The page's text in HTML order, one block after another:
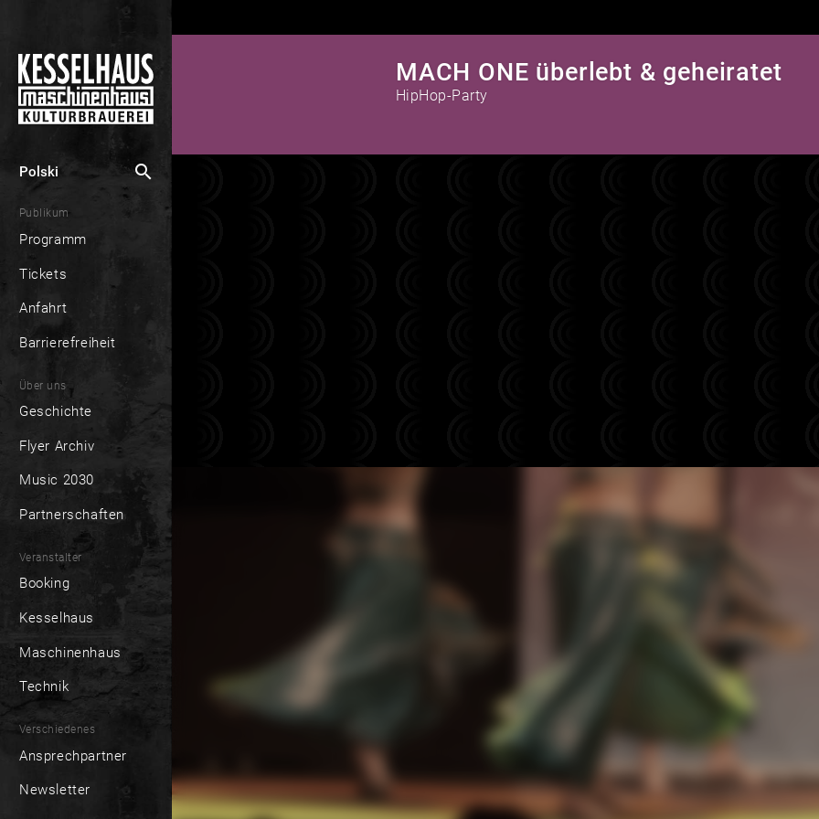
Polski search
Publikum
Programm
Tickets
Anfahrt
Barrierefreiheit
Über uns
Geschichte
Flyer Archiv
Music 2030
Partnerschaften
Veranstalter
Booking
Kesselhaus
Maschinenhaus
Technik
Verschiedenes
Ansprechpartner
Newsletter
MACH ONE überlebt & geheiratet
HipHop-Party